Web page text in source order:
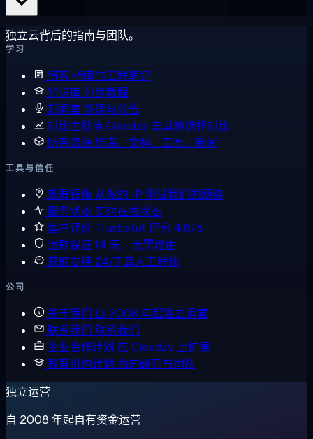
独立云背后的指南与团队。
学习
博客指南与工程笔记
知识库 分步教程
新闻室 新闻与公告
对比主机商 Cloudzy 与其他选择对比
所有资源指南、文档、工具、新闻
工具与信任
观看镜像 从你的 IP 测试我们的网络
服务状态 实时在线状态
客户评价 Trustpilot 评分 4.6/5
退款保证 14 天，无需理由
获取支持 24/7 真人工程师
公司
关于我们 自 2008 年起独立运营
联系我们 联系我们
企业合作计划 在 Cloudzy 上扩展
教育机构计划 面向研究与团队
独立运营
自 2008 年起自有资金运营